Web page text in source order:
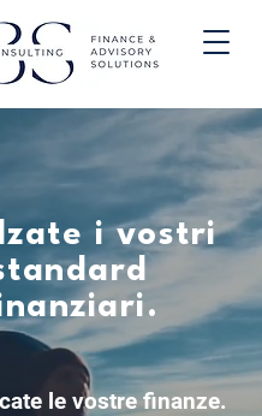
i vostri
le vostre finanze.